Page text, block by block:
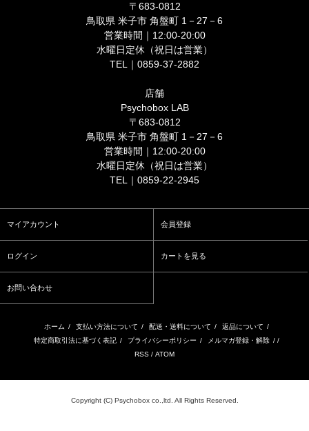
〒683-0812
鳥取県 米子市 角盤町 1－27－6
営業時間｜12:00-20:00
水曜日定休（祝日は営業）
TEL｜0859-37-2882
店舗
Psychobox LAB
〒683-0812
鳥取県 米子市 角盤町 1－27－6
営業時間｜12:00-20:00
水曜日定休（祝日は営業）
TEL｜0859-22-2945
マイアカウント 会員登録
ログイン カートを見る
お問い合わせ
ホーム / 支払い方法について / 配送・送料について / 返品について /
特定商取引法に基づく表記 / プライバシーポリシー / メルマガ登録・解除 / /
RSS / ATOM
Copyright (C) Psychobox co.,ltd. All Rights Reserved.